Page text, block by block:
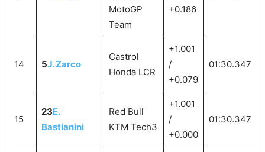
MotoGP
Team
+0.186
14 5J. Zarco
Castrol
Honda LCR
+1.001
/
+0.079
01:30.347
15
23E.
Bastianini
Red Bull
KTM Tech3
+1.001
/
+0.000
01:30.347